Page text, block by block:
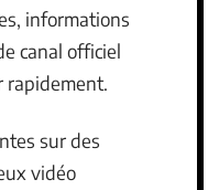
informations
canal officiel
rapidement.
sur des
vidéo